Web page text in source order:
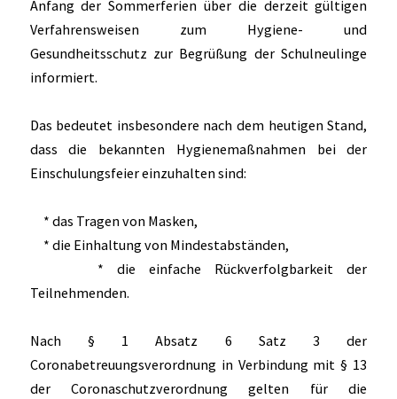
Anfang der Sommerferien über die derzeit gültigen
Verfahrensweisen zum Hygiene- und
Gesundheitsschutz zur Begrüßung der Schulneulinge
informiert.
Das bedeutet insbesondere nach dem heutigen Stand,
dass die bekannten Hygienemaßnahmen bei der
Einschulungsfeier einzuhalten sind:
* das Tragen von Masken,
* die Einhaltung von Mindestabständen,
* die einfache Rückverfolgbarkeit der
Teilnehmenden.
Nach § 1 Absatz 6 Satz 3 der
Coronabetreuungsverordnung in Verbindung mit § 13
der Coronaschutzverordnung gelten für die